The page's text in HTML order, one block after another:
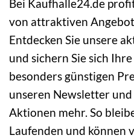
Bei Kaufhalle24.de
von attraktiven
Entdecken Sie unsere
und sichern Sie sich
besonders günstigen
unseren Newsletter und
Aktionen mehr. So
Laufenden und können